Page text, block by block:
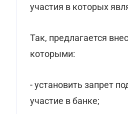
участия в которых
Так, предлагается
которыми:
- установить запрет
участие в банке;